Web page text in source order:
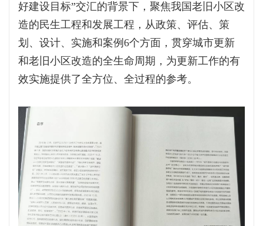
好建设目标”交汇的背景下，聚焦我国老旧小区改
造的民生工程和发展工程，从政策、评估、策
划、设计、实施和案例6个方面，贯穿城市更新
和老旧小区改造的全生命周期，为更新工作的有
效实施提供了全方位、全过程的参考。